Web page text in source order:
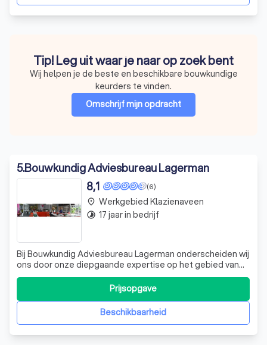
Tip! Leg uit waar je naar op zoek bent
Wij helpen je de beste en beschikbare bouwkundige
keurders te vinden.
Omschrijf mijn opdracht
5.Bouwkundig Adviesbureau Lagerman
(6)
8,1
Bij Bouwkundig Adviesbureau Lagerman onderscheiden wij
ons door onze diepgaande expertise op het gebied van
bouwkundige dienstverlening. Sinds 2008 zijn wij uw
betrouwbare partner voor alles wat met bouw en
onderhoud te maken heeft. Of het nu gaat om het
systematisch onderhouden van scholen, het ont
Beschikbaarheid
Prijsopgave
place Werkgebied Klazienaveen
timelapse 17 jaar in bedrijf